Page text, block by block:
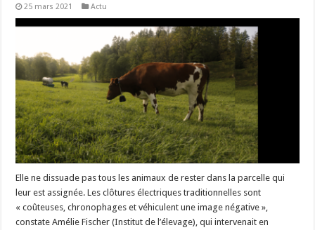
Un été fructueux pour Lactalis
25 mars 2021 Actu
Elle ne dissuade pas tous les animaux de rester dans la parcelle qui
leur est assignée. Les clôtures électriques traditionnelles sont
« coûteuses, chronophages et véhiculent une image négative »,
constate Amélie Fischer (Institut de l’élevage), qui intervenait en